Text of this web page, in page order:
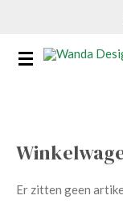
naar
Er zitten geen